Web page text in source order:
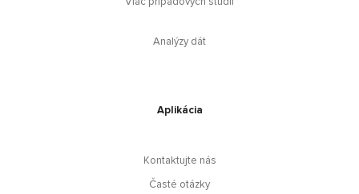
Analýzy dát
Aplikácia
Kontaktujte nás
Časté otázky